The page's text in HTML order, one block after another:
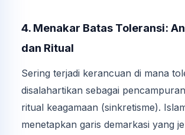
4. Menakar Batas Toleransi:
dan Ritual
Sering terjadi kerancuan di mana
disalahartikan sebagai
ritual keagamaan (sinkretisme).
menetapkan garis demarkasi yang